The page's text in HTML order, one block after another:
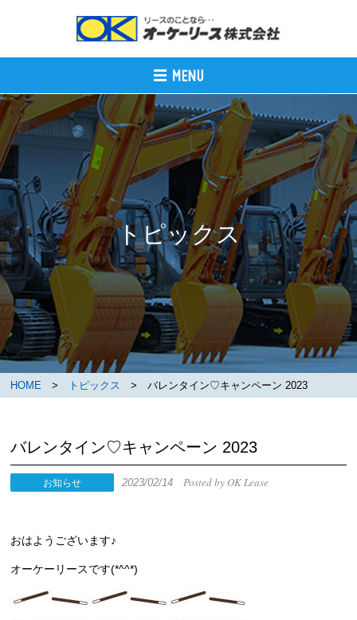
トピックス
HOME > トピックス > バレンタイン♡キャンペーン 2023
バレンタイン♡キャンペーン 2023
お知らせ 2023/02/14Posted by OK Lease
おはようございます♪
オーケーリースです(*^^*)